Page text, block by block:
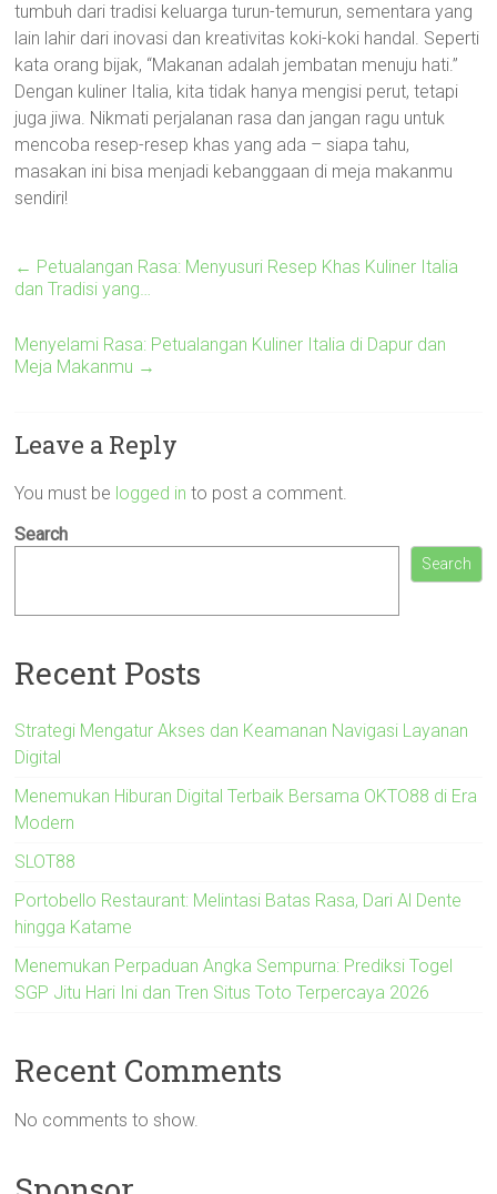
tumbuh dari tradisi keluarga turun-temurun, sementara yang
lain lahir dari inovasi dan kreativitas koki-koki handal. Seperti
kata orang bijak, “Makanan adalah jembatan menuju hati.”
Dengan kuliner Italia, kita tidak hanya mengisi perut, tetapi
juga jiwa. Nikmati perjalanan rasa dan jangan ragu untuk
mencoba resep-resep khas yang ada – siapa tahu,
masakan ini bisa menjadi kebanggaan di meja makanmu
sendiri!
← Petualangan Rasa: Menyusuri Resep Khas Kuliner Italia
dan Tradisi yang…
Menyelami Rasa: Petualangan Kuliner Italia di Dapur dan
Meja Makanmu →
Leave a Reply
You must be logged in to post a comment.
Search
Search
Recent Posts
Strategi Mengatur Akses dan Keamanan Navigasi Layanan
Digital
Menemukan Hiburan Digital Terbaik Bersama OKTO88 di Era
Modern
SLOT88
Portobello Restaurant: Melintasi Batas Rasa, Dari Al Dente
hingga Katame
Menemukan Perpaduan Angka Sempurna: Prediksi Togel
SGP Jitu Hari Ini dan Tren Situs Toto Terpercaya 2026
Recent Comments
No comments to show.